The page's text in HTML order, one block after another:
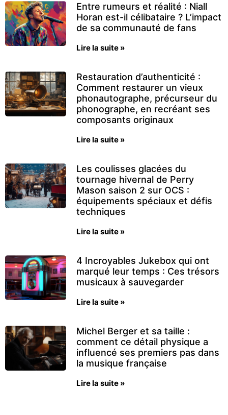
Entre rumeurs et réalité : Niall
Horan est-il célibataire ? L’impact
de sa communauté de fans
Lire la suite »
Restauration d’authenticité :
Comment restaurer un vieux
phonautographe, précurseur du
phonographe, en recréant ses
composants originaux
Lire la suite »
Les coulisses glacées du
tournage hivernal de Perry
Mason saison 2 sur OCS :
équipements spéciaux et défis
techniques
Lire la suite »
4 Incroyables Jukebox qui ont
marqué leur temps : Ces trésors
musicaux à sauvegarder
Lire la suite »
Michel Berger et sa taille :
comment ce détail physique a
influencé ses premiers pas dans
la musique française
Lire la suite »